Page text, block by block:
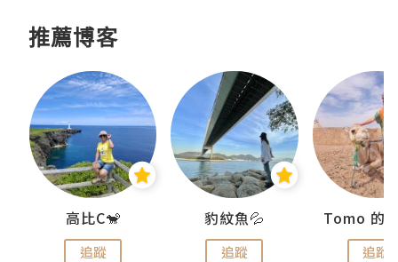
推薦博客
高比C🐒
追蹤
豹紋魚💦
追蹤 追蹤